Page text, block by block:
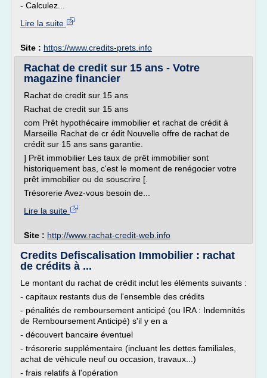
- Calculez...
Lire la suite
Site : https://www.credits-prets.info
Rachat de credit sur 15 ans - Votre
magazine financier
Rachat de credit sur 15 ans
Rachat de credit sur 15 ans
com Prêt hypothécaire immobilier et rachat de crédit à
Marseille Rachat de cr édit Nouvelle offre de rachat de
crédit sur 15 ans sans garantie.
] Prêt immobilier Les taux de prêt immobilier sont
historiquement bas, c'est le moment de renégocier votre
prêt immobilier ou de souscrire [.
Trésorerie Avez-vous besoin de...
Lire la suite
Site : http://www.rachat-credit-web.info
Credits Defiscalisation Immobilier : rachat
de crédits à ...
Le montant du rachat de crédit inclut les éléments suivants :
- capitaux restants dus de l'ensemble des crédits
- pénalités de remboursement anticipé (ou IRA : Indemnités
de Remboursement Anticipé) s'il y en a
- découvert bancaire éventuel
- trésorerie supplémentaire (incluant les dettes familiales,
achat de véhicule neuf ou occasion, travaux...)
- frais relatifs à l'opération